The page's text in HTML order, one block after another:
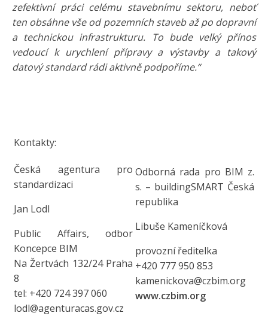
zefektivní práci celému stavebnímu sektoru, neboť
ten obsáhne vše od pozemních staveb až po dopravní
a technickou infrastrukturu. To bude velký přínos
vedoucí k urychlení přípravy a výstavby a takový
datový standard rádi aktivně podpoříme.“
Kontakty:
Česká agentura pro
standardizaci
Jan Lodl
Public Affairs, odbor
Koncepce BIM
Na Žertvách 132/24 Praha
8
tel: +420 724 397 060
lodl@agenturacas.gov.cz
Odborná rada pro BIM z.
s. – buildingSMART Česká
republika
Libuše Kameníčková
provozní ředitelka
+420 777 950 853
kamenickova@czbim.org
www.czbim.org